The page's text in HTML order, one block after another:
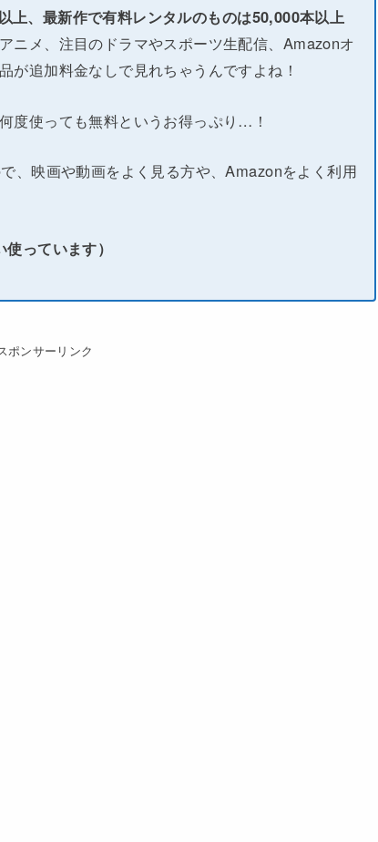
上、最新作で有料レンタルのものは50,000本以上
ニメ、注目のドラマやスポーツ生配信、Amazonオ
が追加料金なしで見れちゃうんですよね！
度使っても無料というお得っぷり…！
、映画や動画をよく見る方や、Amazonをよく利用
っています）
ポンサーリンク